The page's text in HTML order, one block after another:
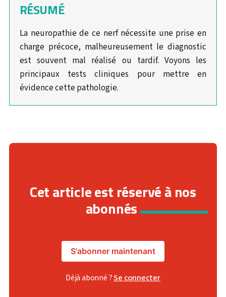
RÉSUMÉ
La neuropathie de ce nerf nécessite une prise en
charge précoce, malheureusement le diagnostic
est souvent mal réalisé ou tardif. Voyons les
principaux tests cliniques pour mettre en
évidence cette pathologie.
Cet article est réservé à nos
abonnés
S'abonner maintenant
Déjà abonné ?Se connecter